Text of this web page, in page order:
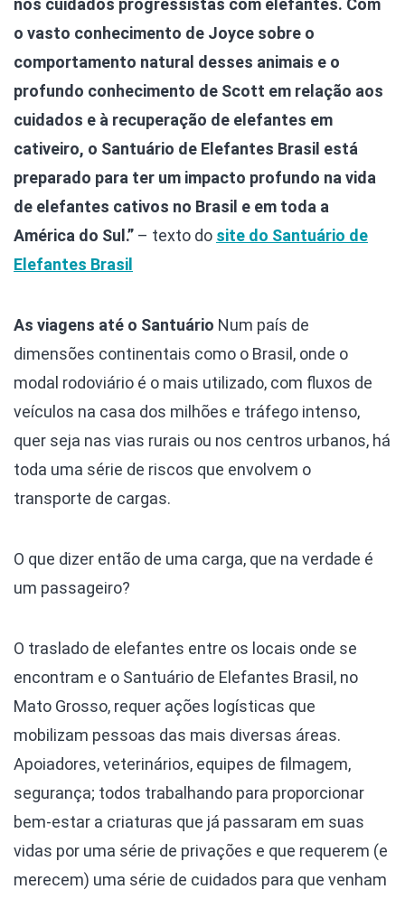
nos cuidados progressistas com elefantes. Com
o vasto conhecimento de Joyce sobre o
comportamento natural desses animais e o
profundo conhecimento de Scott em relação aos
cuidados e à recuperação de elefantes em
cativeiro, o Santuário de Elefantes Brasil está
preparado para ter um impacto profundo na vida
de elefantes cativos no Brasil e em toda a
América do Sul.” – texto do site do Santuário de
Elefantes Brasil
As viagens até o Santuário Num país de
dimensões continentais como o Brasil, onde o
modal rodoviário é o mais utilizado, com fluxos de
veículos na casa dos milhões e tráfego intenso,
quer seja nas vias rurais ou nos centros urbanos, há
toda uma série de riscos que envolvem o
transporte de cargas.
O que dizer então de uma carga, que na verdade é
um passageiro?
O traslado de elefantes entre os locais onde se
encontram e o Santuário de Elefantes Brasil, no
Mato Grosso, requer ações logísticas que
mobilizam pessoas das mais diversas áreas.
Apoiadores, veterinários, equipes de filmagem,
segurança; todos trabalhando para proporcionar
bem-estar a criaturas que já passaram em suas
vidas por uma série de privações e que requerem (e
merecem) uma série de cuidados para que venham